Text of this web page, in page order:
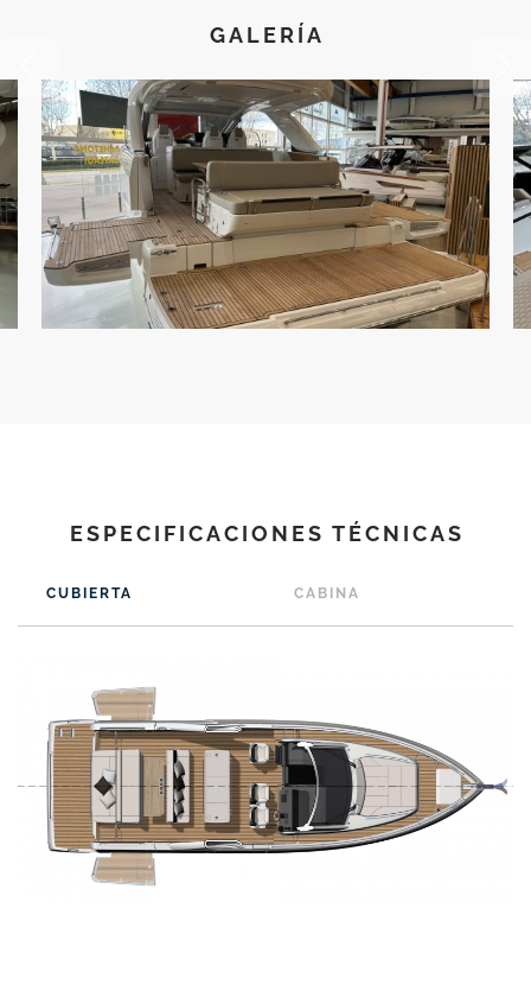
GALERÍA
ESPECIFICACIONES TÉCNICAS
CUBIERTA CABINA